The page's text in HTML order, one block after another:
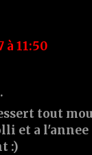
à 11:50
tout
et a
:)